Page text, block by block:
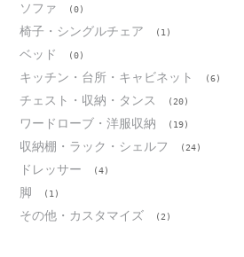
ソファ (0)
椅子・シングルチェア (1)
ベッド (0)
キッチン・台所・キャビネット (6)
チェスト・収納・タンス (20)
ワードローブ・洋服収納 (19)
収納棚・ラック・シェルフ (24)
ドレッサー (4)
脚 (1)
その他・カスタマイズ (2)